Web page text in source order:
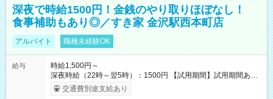
深夜で時給1500円！金銭のやり取りほぼなし！
食事補助もあり◎／すき家 金沢駅西本町店
アルバイト 職種未経験OK
給与
時給1,500円～
深夜時給（22時～翌5時）：1500円 【試用期間】試用期間あり
試用期間の長さ：1ヶ月 雇用形態、給与は本採用時と同じです。
試用期間の実態は30日（※条件変更なし）ですが、切り上げで
交通費別途支給あり